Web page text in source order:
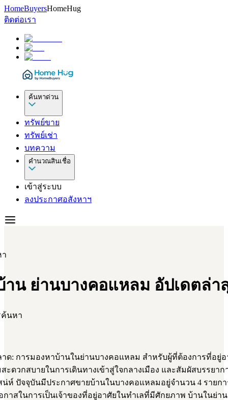
HomeBuyersHomeHug
ติดต่อเรา
ค้นหาด่วน
ทรัพย์ขาย
ทรัพย์เช่า
บทความ
คำนวณสินเชื่อ
เข้าสู่ระบบ
ลงประกาศอสังหาฯ
าน ย่านบางคอแหลม อัปเดตล่า
นหา
ด: การมองหาบ้านในย่านบางคอแหลม สำหรับผู้ที่ต้องการที่อยู่
ะดวกสบายในการเดินทางเข้าสู่ใจกลางเมือง และสัมผัสบรรยา
น่ห์ ปัจจุบันมีประกาศขายบ้านในบางคอแหลมอยู่จำนวน 4 รายก
กาสในการเป็นเจ้าของที่อยู่อาศัยในทำเลที่มีศักยภาพ บ้านในย่า